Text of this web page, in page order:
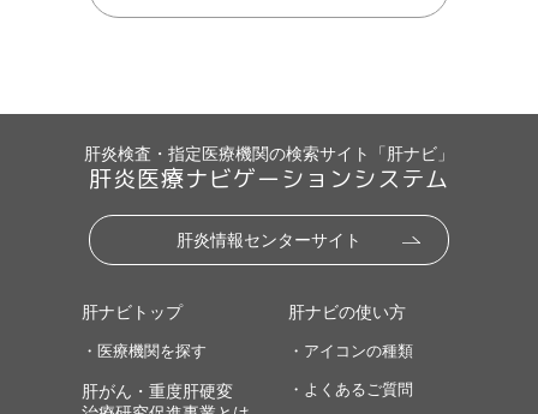
肝炎検査・指定医療機関の検索サイト「肝ナビ」
肝炎医療ナビゲーションシステム
肝炎情報センターサイト
肝ナビトップ
・医療機関を探す
肝がん・重度肝硬変
肝ナビの使い方
・アイコンの種類
・よくあるご質問